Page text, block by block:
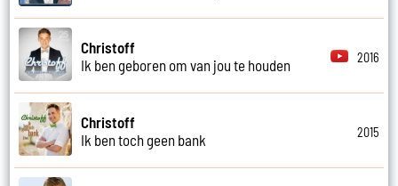
Christoff
Ik ben geboren om van jou te houden
2016
Christoff
Ik ben toch geen bank
2015